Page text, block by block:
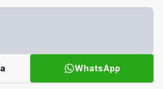
WhatsApp